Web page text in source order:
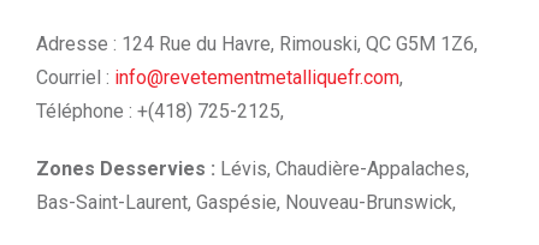
Adresse : 124 Rue du Havre, Rimouski, QC G5M 1Z6,
Courriel : info@revetementmetalliquefr.com,
Téléphone : +(418) 725-2125,
Zones Desservies : Lévis, Chaudière-Appalaches,
Bas-Saint-Laurent, Gaspésie, Nouveau-Brunswick,